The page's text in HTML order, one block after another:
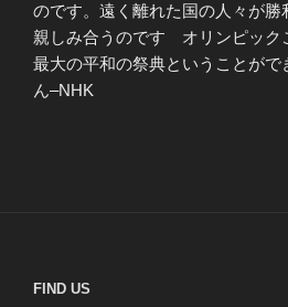
のです。遠く離れた国の人々が勝
親しみ合うのです オリンピッ
最大の平和の祭典ということが
ん–NHK
FIND US